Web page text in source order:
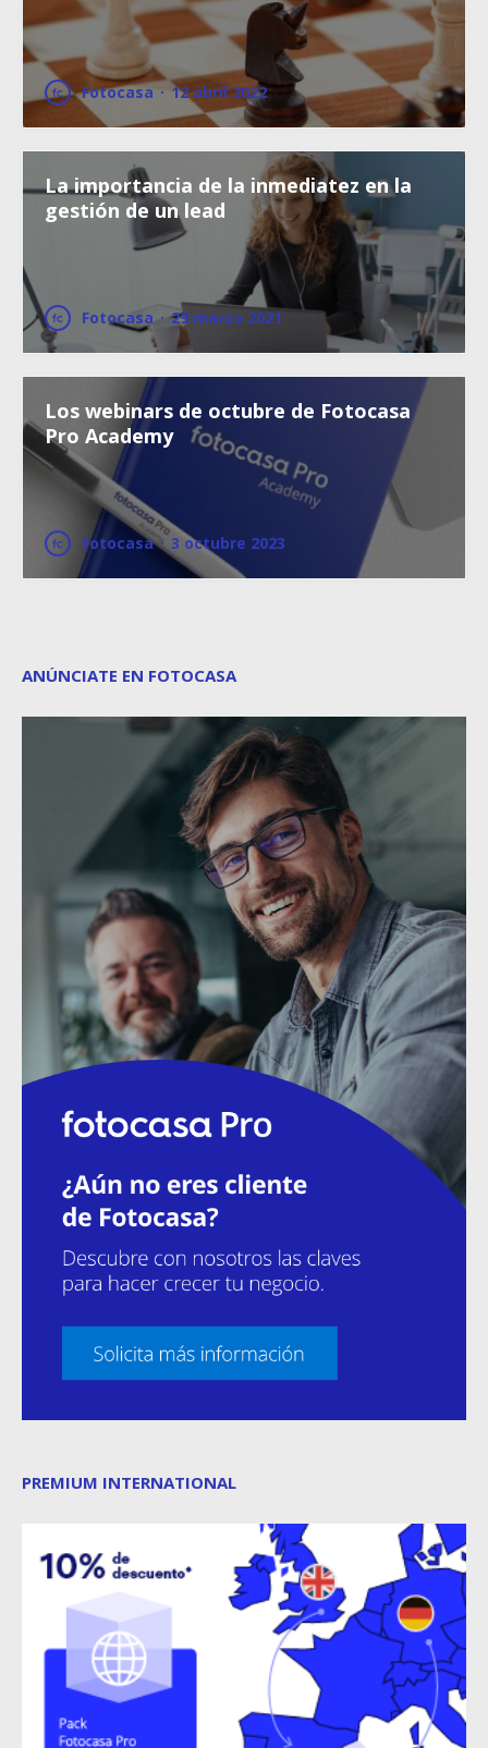
Fotocasa · 12 abril 2022
La importancia de la inmediatez en la
gestión de un lead
Fotocasa · 29 marzo 2021
Los webinars de octubre de Fotocasa
Pro Academy
Fotocasa · 3 octubre 2023
ANÚNCIATE EN FOTOCASA
PREMIUM INTERNATIONAL